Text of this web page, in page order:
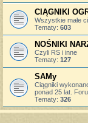
CIĄGNIKI
Wszystkie małe
Tematy: 603
NOŚNIKI
Czyli RS i inne
Tematy: 127
SAMy
Ciągniki
ponad 25 lat.
Tematy: 326